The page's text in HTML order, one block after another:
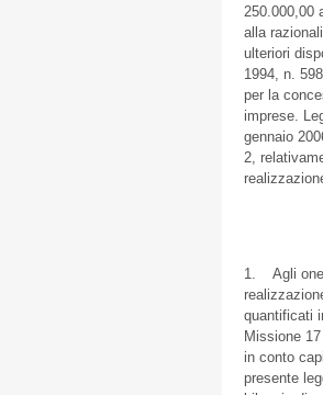
250.000,00
alla
ulteriori
1994, n.
per la
imprese.
gennaio
2,
1. Agli
quantificati
Missione
in conto
presente